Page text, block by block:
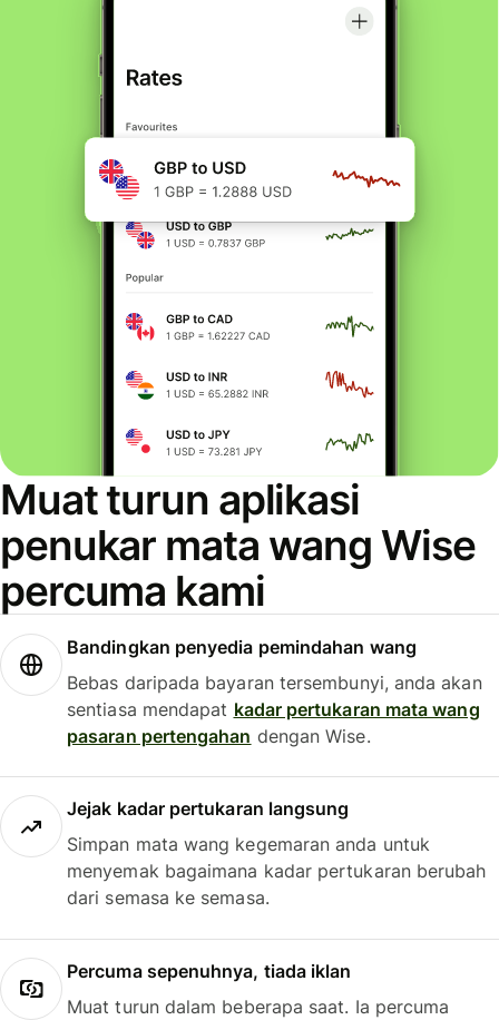
Muat turun aplikasi
penukar mata wang Wise
percuma kami
Bandingkan penyedia pemindahan wang
Bebas daripada bayaran tersembunyi, anda akan
sentiasa mendapat kadar pertukaran mata wang
pasaran pertengahan dengan Wise.
Jejak kadar pertukaran langsung
Simpan mata wang kegemaran anda untuk
menyemak bagaimana kadar pertukaran berubah
dari semasa ke semasa.
Percuma sepenuhnya, tiada iklan
Muat turun dalam beberapa saat. Ia percuma